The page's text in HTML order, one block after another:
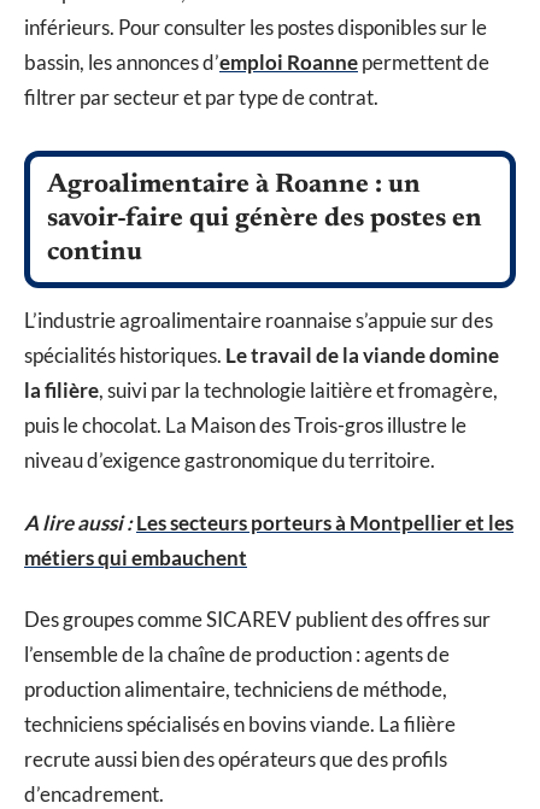
inférieurs. Pour consulter les postes disponibles sur le
bassin, les annonces d’emploi Roannepermettent de
filtrer par secteur et par type de contrat.
Agroalimentaire à Roanne : un
savoir-faire qui génère des postes en
continu
L’industrie agroalimentaire roannaise s’appuie sur des
spécialités historiques. Le travail de la viande domine
la filière, suivi par la technologie laitière et fromagère,
puis le chocolat. La Maison des Trois-gros illustre le
niveau d’exigence gastronomique du territoire.
A lire aussi :Les secteurs porteurs à Montpellier et les
métiers qui embauchent
Des groupes comme SICAREV publient des offres sur
l’ensemble de la chaîne de production : agents de
production alimentaire, techniciens de méthode,
techniciens spécialisés en bovins viande. La filière
recrute aussi bien des opérateurs que des profils
d’encadrement.